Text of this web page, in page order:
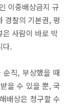
이중배상금지 규
경찰의 기본권, 평
사람이 바로 박
다.
순직, 부상했을 때
을 수 있을 뿐, 국
배상은 청구할 수